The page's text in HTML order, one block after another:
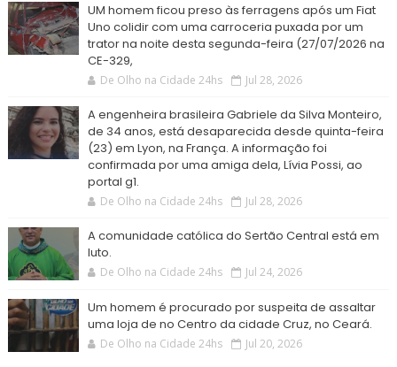
UM homem ficou preso às ferragens após um Fiat
Uno colidir com uma carroceria puxada por um
trator na noite desta segunda-feira (27/07/2026 na
CE-329,
De Olho na Cidade 24hs Jul 28, 2026
A engenheira brasileira Gabriele da Silva Monteiro,
de 34 anos, está desaparecida desde quinta-feira
(23) em Lyon, na França. A informação foi
confirmada por uma amiga dela, Lívia Possi, ao
portal g1.
De Olho na Cidade 24hs Jul 28, 2026
A comunidade católica do Sertão Central está em
luto.
De Olho na Cidade 24hs Jul 24, 2026
Um homem é procurado por suspeita de assaltar
uma loja de no Centro da cidade Cruz, no Ceará.
De Olho na Cidade 24hs Jul 20, 2026